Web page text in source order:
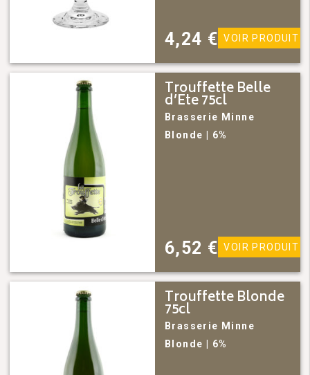
4,24 € VOIR PRODUIT
Trouffette Belle
d’Ete 75cl
Brasserie Minne
Blonde
| 6%
6,52 € VOIR PRODUIT
Trouffette Blonde
75cl
Brasserie Minne
Blonde
| 6%